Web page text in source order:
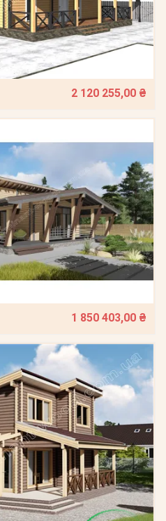
2 120 255,00 ₴
1 850 403,00 ₴